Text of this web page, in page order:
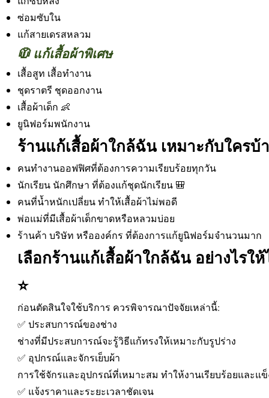
ซ่อมซับใน
แก้สายเดรสหลวม
🧥 แก้เสื้อผ้าพิเศษ
เสื้อสูท เสื้อทำงาน
ชุดราตรี ชุดออกงาน
เสื้อผ้าเด็ก 👶
ยูนิฟอร์มพนักงาน
ร้านแก้เสื้อผ้าใกล้ฉัน เหมาะกับใครบ้
คนทำงานออฟฟิศที่ต้องการความเรียบร้อยทุกวัน
นักเรียน นักศึกษา ที่ต้องแก้ชุดนักเรียน 🎒
คนที่น้ำหนักเปลี่ยน ทำให้เสื้อผ้าไม่พอดี
พ่อแม่ที่มีเสื้อผ้าเด็กขาดหรือหลวมบ่อย
ร้านค้า บริษัท หรือองค์กร ที่ต้องการแก้ยูนิฟอร์มจำนวนมาก
เลือกร้านแก้เสื้อผ้าใกล้ฉัน อย่างไรใ
⭐
ก่อนตัดสินใจใช้บริการ ควรพิจารณาปัจจัยเหล่านี้:
✅ ประสบการณ์ของช่าง
ช่างที่มีประสบการณ์จะรู้วิธีแก้ทรงให้เหมาะกับรูปร่าง
✅ อุปกรณ์และจักรเย็บผ้า
การใช้จักรและอุปกรณ์ที่เหมาะสม ทำให้งานเรียบร้อยและแข็
✅ แจ้งราคาและระยะเวลาชัดเจน